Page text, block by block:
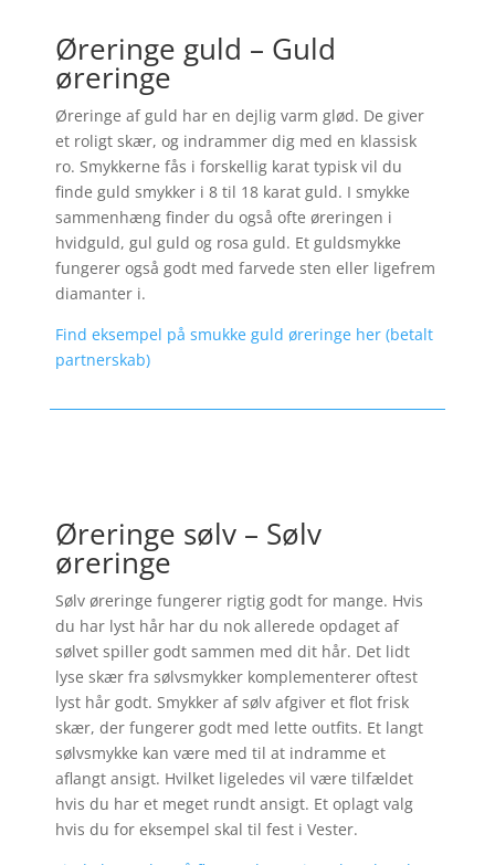
Øreringe guld – Guld
øreringe
Øreringe af guld har en dejlig varm glød. De giver
et roligt skær, og indrammer dig med en klassisk
ro. Smykkerne fås i forskellig karat typisk vil du
finde guld smykker i 8 til 18 karat guld. I smykke
sammenhæng finder du også ofte øreringen i
hvidguld, gul guld og rosa guld. Et guldsmykke
fungerer også godt med farvede sten eller ligefrem
diamanter i.
Find eksempel på smukke guld øreringe her (betalt
partnerskab)
Øreringe sølv – Sølv
øreringe
Sølv øreringe fungerer rigtig godt for mange. Hvis
du har lyst hår har du nok allerede opdaget af
sølvet spiller godt sammen med dit hår. Det lidt
lyse skær fra sølvsmykker komplementerer oftest
lyst hår godt. Smykker af sølv afgiver et flot frisk
skær, der fungerer godt med lette outfits. Et langt
sølvsmykke kan være med til at indramme et
aflangt ansigt. Hvilket ligeledes vil være tilfældet
hvis du har et meget rundt ansigt. Et oplagt valg
hvis du for eksempel skal til fest i Vester.